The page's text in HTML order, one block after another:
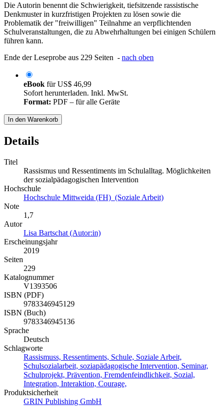
Die Autorin benennt die Schwierigkeit, tiefsitzende rassistische
Denkmuster in kurzfristigen Projekten zu lösen sowie die
Problematik der "freiwilligen" Teilnahme an verpflichtenden
Schulveranstaltungen, die zu Abwehrhaltungen bei einigen Schülern
führen kann.
Ende der Leseprobe aus 229 Seiten - nach oben
eBook fürUS$ 46,99
Sofort herunterladen. Inkl. MwSt.
Format: PDF – für alle Geräte
In den Warenkorb
Details
Titel
Rassismus und Ressentiments im Schulalltag. Möglichkeiten
der sozialpädagogischen Intervention
Hochschule
Hochschule Mittweida (FH) (Soziale Arbeit)
Note
1,7
Autor
Lisa Bartschat (Autor:in)
Erscheinungsjahr
2019
Seiten
229
Katalognummer
V1393506
ISBN (PDF)
9783346945129
ISBN (Buch)
9783346945136
Sprache
Deutsch
Schlagworte
Rassismuss, Ressentiments, Schule, Soziale Arbeit,
Schulsozialarbeit, soziapädagogische Intervention, Seminar,
Schulprojekt, Prävention, Fremdenfeindlichkeit, Sozial,
Integration, Interaktion, Courage,
Produktsicherheit
GRIN Publishing GmbH